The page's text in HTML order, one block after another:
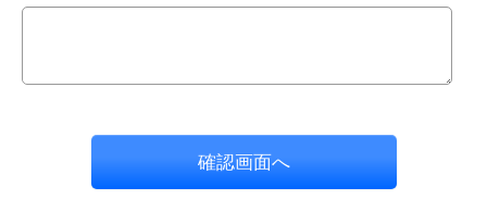
確認画面へ